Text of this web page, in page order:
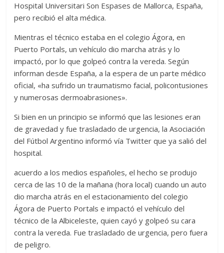
Hospital Universitari Son Espases de Mallorca, España,
pero recibió el alta médica.
Mientras el técnico estaba en el colegio Ágora, en
Puerto Portals, un vehículo dio marcha atrás y lo
impactó, por lo que golpeó contra la vereda. Según
informan desde España, a la espera de un parte médico
oficial, «ha sufrido un traumatismo facial, policontusiones
y numerosas dermoabrasiones».
Si bien en un principio se informó que las lesiones eran
de gravedad y fue trasladado de urgencia, la Asociación
del Fútbol Argentino informó vía Twitter que ya salió del
hospital.
acuerdo a los medios españoles, el hecho se produjo
cerca de las 10 de la mañana (hora local) cuando un auto
dio marcha atrás en el estacionamiento del colegio
Ágora de Puerto Portals e impactó el vehículo del
técnico de la Albiceleste, quien cayó y golpeó su cara
contra la vereda. Fue trasladado de urgencia, pero fuera
de peligro.